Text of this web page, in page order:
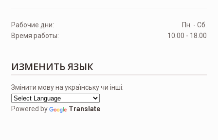
Рабочие дни:
Пн. - Сб.
Время работы:
10.00 - 18.00
ИЗМЕНИТЬ ЯЗЫК
Змінити мову на українську чи інші:
Powered by Translate